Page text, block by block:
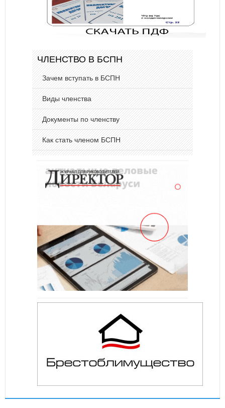
ЧЛЕНСТВО В БСПН
Зачем вступать в БСПН
Виды членства
Документы по членству
Как стать членом БСПН